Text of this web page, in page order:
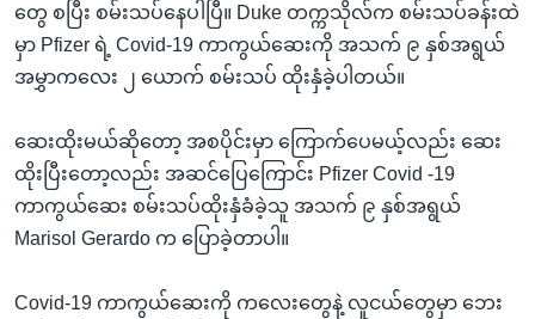
နေရာ
သို့
ကျော်
တွေ စပြီး စမ်းသပ်နေပါပြီ။ Duke တက္ကသိုလ်က စမ်းသပ်ခန်းထဲ
မှာ Pfizer ရဲ့ Covid-19 ကာကွယ်ဆေးကို အသက် ၉ နှစ်အရွယ်
အမွှာကလေး ၂ ယောက် စမ်းသပ် ထိုးနှံခဲ့ပါတယ်။
ဆေးထိုးမယ်ဆိုတော့ အစပိုင်းမှာ ကြောက်ပေမယ့်လည်း ဆေး
ထိုးပြီးတော့လည်း အဆင်ပြေကြောင်း Pfizer Covid -19
ကာကွယ်ဆေး စမ်းသပ်ထိုးနှံခံခဲ့သူ အသက် ၉ နှစ်အရွယ်
Marisol Gerardo က ပြောခဲ့တာပါ။
Covid-19 ကာကွယ်ဆေးကို ကလေးတွေနဲ့ လူငယ်တွေမှာ ဘေး